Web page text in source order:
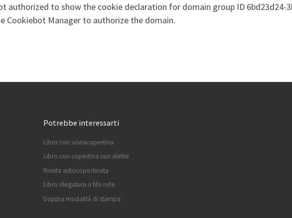
authorized to show the cookie declaration for domain group ID 6bd23d24-
Cookiebot Manager to authorize the domain.
Potrebbe interessarti
Libro con sovracopertina
Libro con copertina con alette
Rivista autocopertinata
Libro rilegatura a filo refe
Doppia modalità di stampa